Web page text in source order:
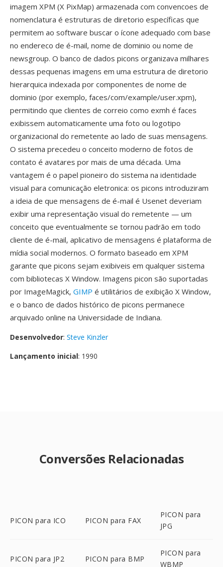
imagem XPM (X PixMap) armazenada com convencoes de
nomenclatura é estruturas de diretorio específicas que
permitem ao software buscar o ícone adequado com base
no endereco de é-mail, nome de dominio ou nome de
newsgroup. O banco de dados picons organizava milhares
dessas pequenas imagens em uma estrutura de diretorio
hierarquica indexada por componentes de nome de
dominio (por exemplo, faces/com/example/user.xpm),
permitindo que clientes de correio como exmh é faces
exibissem automaticamente uma foto ou logotipo
organizacional do remetente ao lado de suas mensagens.
O sistema precedeu o conceito moderno de fotos de
contato é avatares por mais de uma década. Uma
vantagem é o papel pioneiro do sistema na identidade
visual para comunicação eletronica: os picons introduziram
a ideia de que mensagens de é-mail é Usenet deveriam
exibir uma representação visual do remetente — um
conceito que eventualmente se tornou padrão em todo
cliente de é-mail, aplicativo de mensagens é plataforma de
mídia social modernos. O formato baseado em XPM
garante que picons sejam exibiveis em qualquer sistema
com bibliotecas X Window. Imagens picon são suportadas
por ImageMagick, GIMP é utilitários de exibição X Window,
e o banco de dados histórico de picons permanece
arquivado online na Universidade de Indiana.
Desenvolvedor: Steve Kinzler
Lançamento inicial: 1990
Conversões Relacionadas
PICON para ICO PICON para FAX
PICON para
JPG
PICON para JP2 PICON para BMP
PICON para
WBMP